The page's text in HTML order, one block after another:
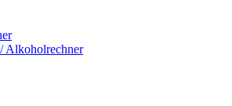
Alkoholrechner